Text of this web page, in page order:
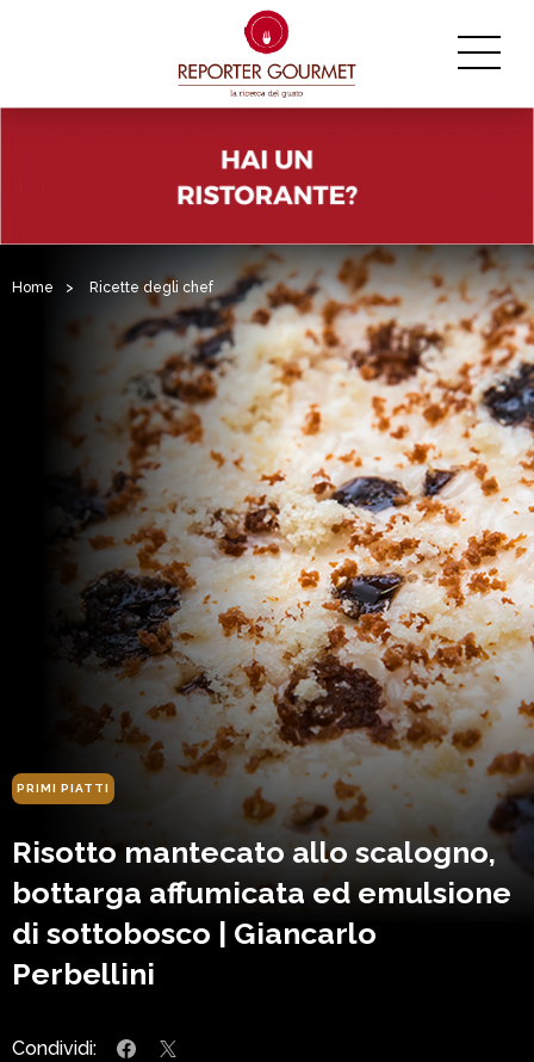
Home > Ricette degli chef
PRIMI PIATTI
Risotto mantecato allo scalogno,
bottarga affumicata ed emulsione
di sottobosco | Giancarlo
Perbellini
Condividi: